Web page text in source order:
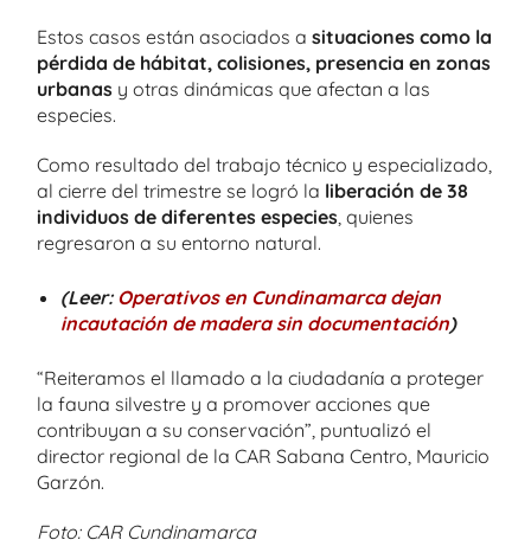
Estos casos están asociados a situaciones como la
pérdida de hábitat, colisiones, presencia en zonas
urbanas y otras dinámicas que afectan a las
especies.
Como resultado del trabajo técnico y especializado,
al cierre del trimestre se logró la liberación de 38
individuos de diferentes especies , quienes
regresaron a su entorno natural.
(Leer: Operativos en Cundinamarca dejan
incautación de madera sin documentación)
“Reiteramos el llamado a la ciudadanía a proteger
la fauna silvestre y a promover acciones que
contribuyan a su conservación”, puntualizó el
director regional de la CAR Sabana Centro, Mauricio
Garzón.
Foto: CAR Cundinamarca